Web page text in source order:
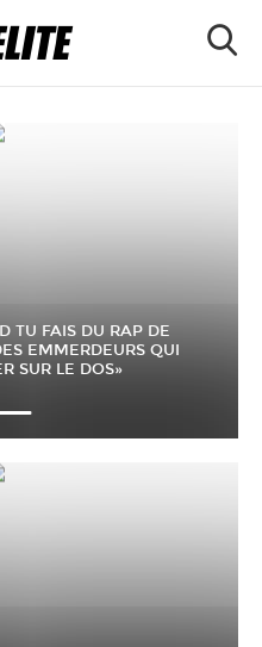
TU FAIS DU RAP DE
EMMERDEURS QUI
SUR LE DOS»